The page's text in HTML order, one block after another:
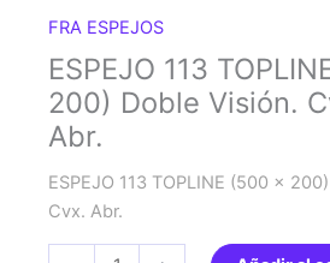
FRA ESPEJOS
ESPEJO 113
200) Doble Visión.
Abr.
ESPEJO 113 TOPLINE (500 x
Cvx. Abr.